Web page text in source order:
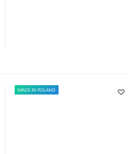
MADE IN POLAND